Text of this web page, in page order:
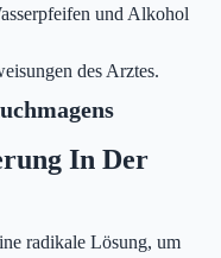
und Alkohol
des Arztes.
In Der
radikale Lösung, um